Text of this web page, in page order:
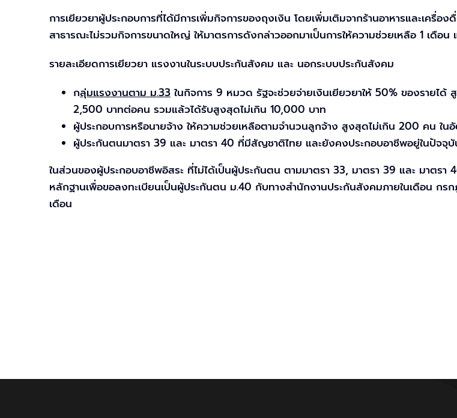
การเยียวยาผู้ประกอบการที่ได้มีการเพิ่มกิจการของถุงเงิน โดยเพิ่มเติมจากร้านอาหารและเครื่อ
สาธารณะไม่รวมกิจการขนาดใหญ่ ให้มาตรการดังกล่าวออกมาเป็นการให้ความช่วยเหลือ 1 เดือ
รายละเอียดการเยียวยา แรงงานในระบบประกันสังคม และ นอกระบบประกันสังคม
กลุ่มแรงงานตาม ม.33ในกิจการ 9 หมวด รัฐจะช่วยจ่ายเงินเยียวยาให้ 50% ของรายไ
2,500 บาทต่อคน รวมแล้วได้รับสูงสุดไม่เกิน 10,000 บาท
ผู้ประกอบการหรือนายจ้าง ให้ความช่วยเหลือตามจำนวนลูกจ้าง สูงสุดไม่เกิน 200 คน ใ
ผู้ประกันตนมาตรา 39 และ มาตรา 40 ที่มีสัญชาติไทย และยังคงประกอบอาชีพอยู่ในปัจจุ
ในส่วนของผู้ประกอบอาชีพอิสระ ที่ไม่ได้เป็นผู้ประกันตน ตามมาตรา 33, มาตรา 39 และ มาตร
หลักฐานเพื่อขอลงทะเบียนเป็นผู้ประกันตน ม.40 กับทางสำนักงานประกันสังคมภายในเดือน กร
เดือน